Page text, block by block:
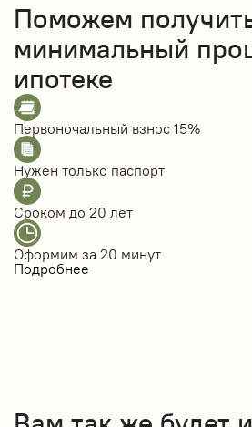
Поможем
минимальный
ипотеке
Первоночальный взнос 15%
Нужен только паспорт
Сроком до 20 лет
Оформим за 20 минут
Подробнее